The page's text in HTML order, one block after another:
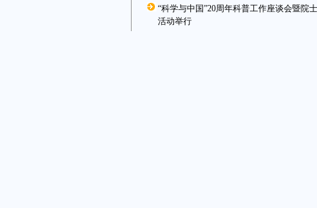
“科学与中国”20周年科普工作座谈会暨院
活动举行